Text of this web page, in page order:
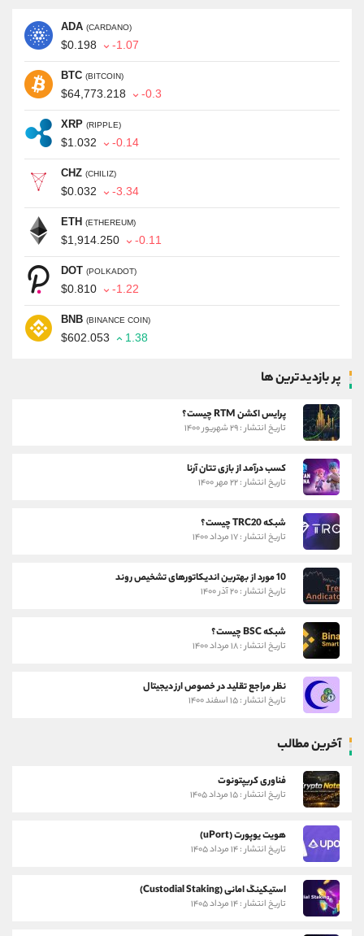
ADA (CARDANO)
$0.198 -1.07
BTC (BITCOIN)
$64,773.218 -0.3
XRP (RIPPLE)
$1.032 -0.14
CHZ (CHILIZ)
$0.032 -3.34
ETH (ETHEREUM)
$1,914.250 -0.11
DOT (POLKADOT)
$0.810 -1.22
BNB (BINANCE COIN)
$602.053 1.38
پر بازدیدترین ها
پرایس اکشن RTM چیست؟
تاریخ انتشار : ۲۹ شهریور ۱۴۰۰
کسب درآمد از بازی تتان آرنا
تاریخ انتشار : ۲۲ مهر ۱۴۰۰
شبکه TRC20 چیست؟
تاریخ انتشار : ۱۷ مرداد ۱۴۰۰
10 مورد از بهترین اندیکاتورهای تشخیص روند
تاریخ انتشار : ۲۰ آذر ۱۴۰۰
شبکه BSC چیست؟
تاریخ انتشار : ۱۸ مرداد ۱۴۰۰
نظر مراجع تقلید در خصوص ارز دیجیتال
تاریخ انتشار : ۱۵ اسفند ۱۴۰۰
آخرین مطالب
فناوری کریپتونوت
تاریخ انتشار : ۱۵ مرداد ۱۴۰۵
هویت یوپورت (uPort)
تاریخ انتشار : ۱۴ مرداد ۱۴۰۵
استیکینگ امانی (Custodial Staking)
تاریخ انتشار : ۱۴ مرداد ۱۴۰۵